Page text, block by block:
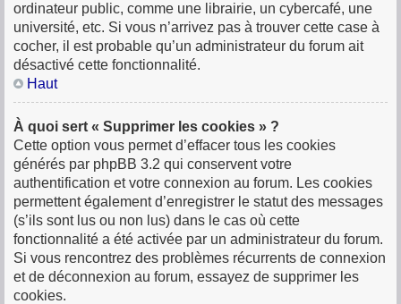
ordinateur public, comme une librairie, un cybercafé, une
université, etc. Si vous n’arrivez pas à trouver cette case à
cocher, il est probable qu’un administrateur du forum ait
désactivé cette fonctionnalité.
Haut
À quoi sert « Supprimer les cookies » ?
Cette option vous permet d’effacer tous les cookies
générés par phpBB 3.2 qui conservent votre
authentification et votre connexion au forum. Les cookies
permettent également d’enregistrer le statut des messages
(s’ils sont lus ou non lus) dans le cas où cette
fonctionnalité a été activée par un administrateur du forum.
Si vous rencontrez des problèmes récurrents de connexion
et de déconnexion au forum, essayez de supprimer les
cookies.